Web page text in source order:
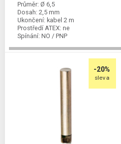
Průměr: Ø 6,5
Dosah: 2,5 mm
Ukončení: kabel 2 m
Prostředí ATEX: ne
Spínání: NO / PNP
-20%
sleva